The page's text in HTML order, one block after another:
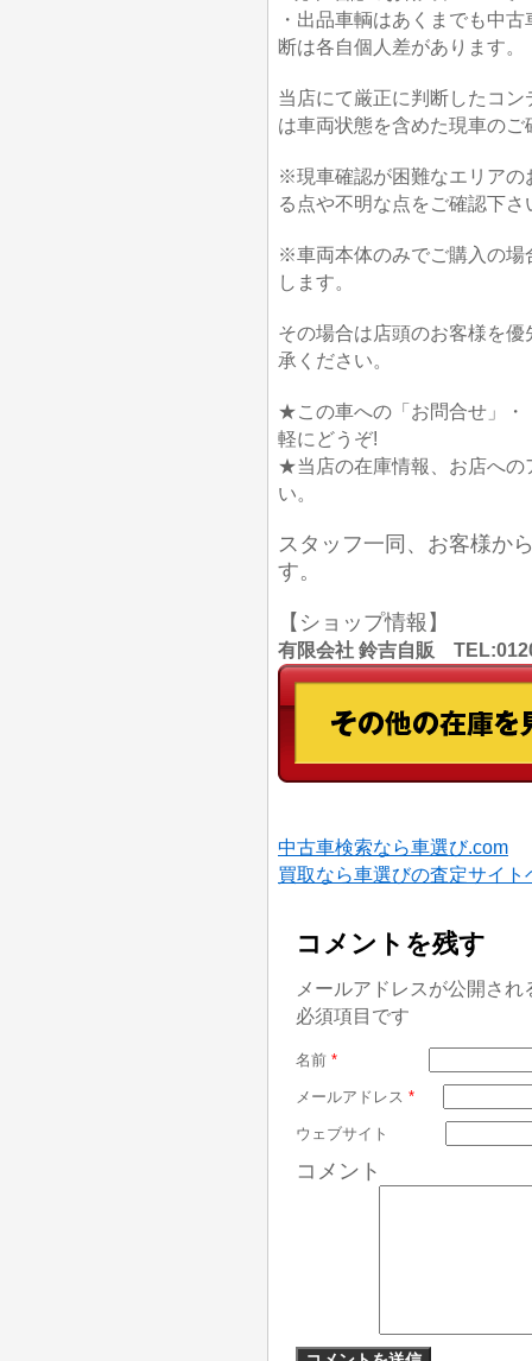
・出品車輌はあくまでも中
断は各自個人差があります。
当店にて厳正に判断したコ
は車両状態を含めた現車の
※現車確認が困難なエリアの
る点や不明な点をご確認下さ
※車両本体のみでご購入の場
します。
その場合は店頭のお客様を
承ください。
★この車への「お問合せ」・
軽にどうぞ!
★当店の在庫情報、お店への
い。
スタッフ一同、お客様か
す。
【ショップ情報】
有限会社 鈴吉自販
中古車検索なら車選び.com
買取なら車選びの査定サイト
コメントを残す
メールアドレスが公開さ
必須項目です
名前 *
メールアドレス *
ウェブサイト
コメント